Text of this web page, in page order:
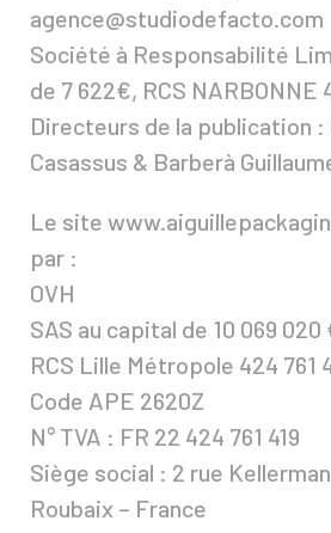
agence@studiodefacto.com
Société à Responsabilité
de 7 622€, RCS NARBONNE
Directeurs de la publication :
Casassus & Barberà
Le site
par :
OVH
SAS au capital de 10 069 020
RCS Lille Métropole 424 761
Code APE 2620Z
N° TVA : FR 22 424 761 419
Siège social : 2 rue
Roubaix – France